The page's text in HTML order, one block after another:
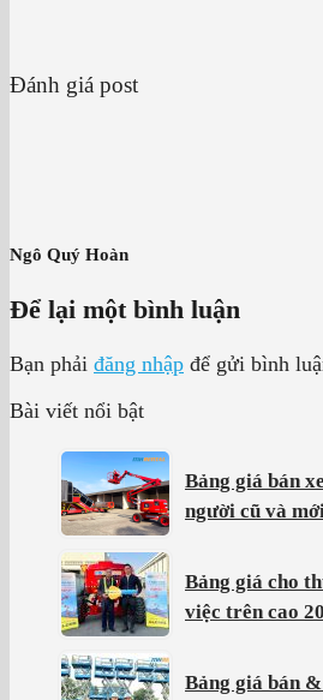
Đánh giá post
Ngô Quý Hoàn
Để lại một bình luận
Bạn phải đăng nhập để gửi bình
Bài viết nổi bật
Bảng giá bán
người cũ và
Bảng giá cho
việc trên cao
Bảng giá bán